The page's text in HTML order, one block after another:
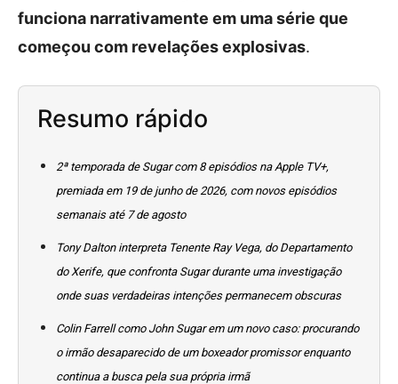
funciona narrativamente em uma série que
começou com revelações explosivas.
Resumo rápido
2ª temporada de Sugar com 8 episódios na Apple TV+,
premiada em 19 de junho de 2026, com novos episódios
semanais até 7 de agosto
Tony Dalton interpreta Tenente Ray Vega, do Departamento
do Xerife, que confronta Sugar durante uma investigação
onde suas verdadeiras intenções permanecem obscuras
Colin Farrell como John Sugar em um novo caso: procurando
o irmão desaparecido de um boxeador promissor enquanto
continua a busca pela sua própria irmã